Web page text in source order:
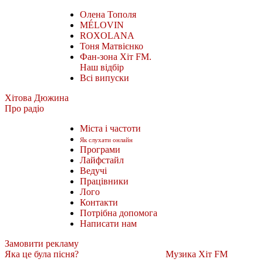
Олена Тополя
MÉLOVIN
ROXOLANA
Тоня Матвієнко
Фан-зона Хіт FM.
Наш відбір
Всі випуски
Хітова Дюжина
Про радіо
Міста і частоти
Як слухати онлайн
Програми
Лайфстайл
Ведучі
Працівники
Лого
Контакти
Потрібна допомога
Написати нам
Замовити рекламу
Яка це була пісня?
Музика Хіт FM